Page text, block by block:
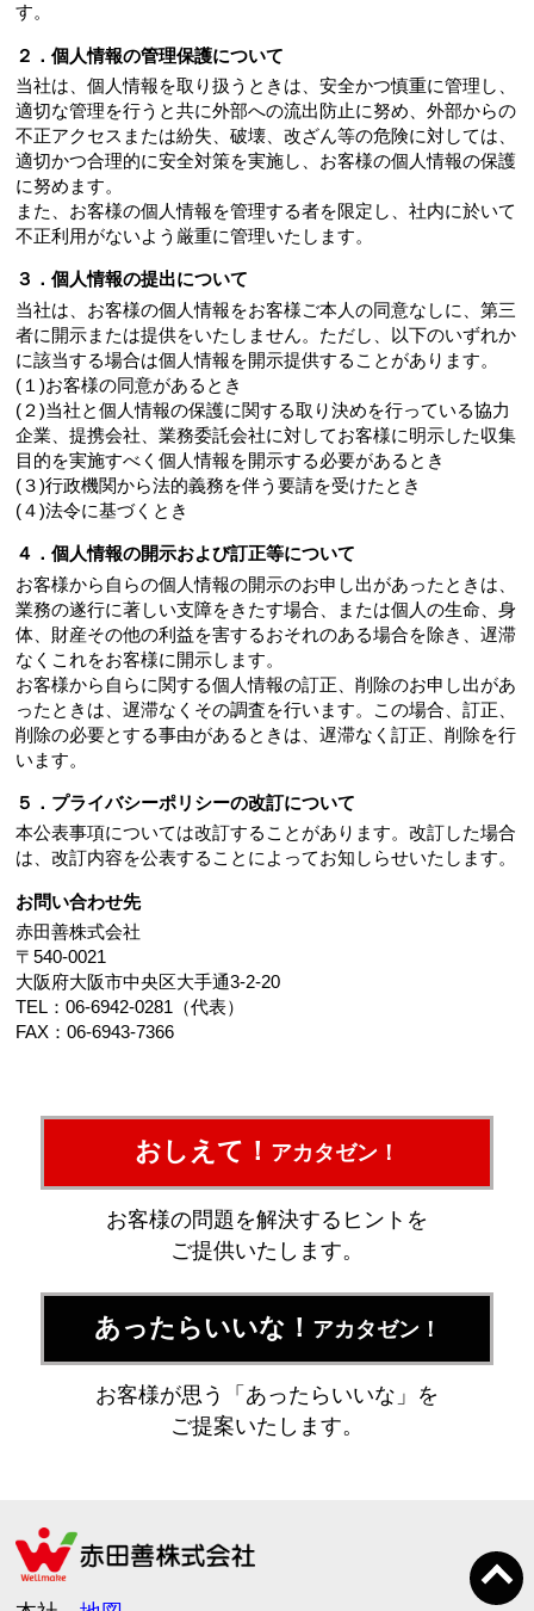
す。
２．個人情報の管理保護について
当社は、個人情報を取り扱うときは、安全かつ慎重に管理し、
適切な管理を行うと共に外部への流出防止に努め、外部からの
不正アクセスまたは紛失、破壊、改ざん等の危険に対しては、
適切かつ合理的に安全対策を実施し、お客様の個人情報の保護
に努めます。
また、お客様の個人情報を管理する者を限定し、社内に於いて
不正利用がないよう厳重に管理いたします。
３．個人情報の提出について
当社は、お客様の個人情報をお客様ご本人の同意なしに、第三
者に開示または提供をいたしません。ただし、以下のいずれか
に該当する場合は個人情報を開示提供することがあります。
(１)お客様の同意があるとき
(２)当社と個人情報の保護に関する取り決めを行っている協力
企業、提携会社、業務委託会社に対してお客様に明示した収集
目的を実施すべく個人情報を開示する必要があるとき
(３)行政機関から法的義務を伴う要請を受けたとき
(４)法令に基づくとき
４．個人情報の開示および訂正等について
お客様から自らの個人情報の開示のお申し出があったときは、
業務の遂行に著しい支障をきたす場合、または個人の生命、身
体、財産その他の利益を害するおそれのある場合を除き、遅滞
なくこれをお客様に開示します。
お客様から自らに関する個人情報の訂正、削除のお申し出があ
ったときは、遅滞なくその調査を行います。この場合、訂正、
削除の必要とする事由があるときは、遅滞なく訂正、削除を行
います。
５．プライバシーポリシーの改訂について
本公表事項については改訂することがあります。改訂した場合
は、改訂内容を公表することによってお知しらせいたします。
お問い合わせ先
赤田善株式会社
〒540-0021
大阪府大阪市中央区大手通3-2-20
TEL：06-6942-0281（代表）
FAX：06-6943-7366
おしえて！ アカタゼン！
お客様の問題を解決するヒントを
ご提供いたします。
あったらいいな！ アカタゼン！
お客様が思う「あったらいいな」を
ご提案いたします。